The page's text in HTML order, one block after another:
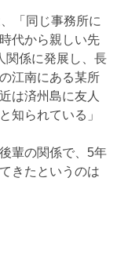
「同じ事務所に
代から親しい先
関係に発展し、長
江南にある某所
は済州島に友人
知られている」
輩の関係で、5年
きたというのは